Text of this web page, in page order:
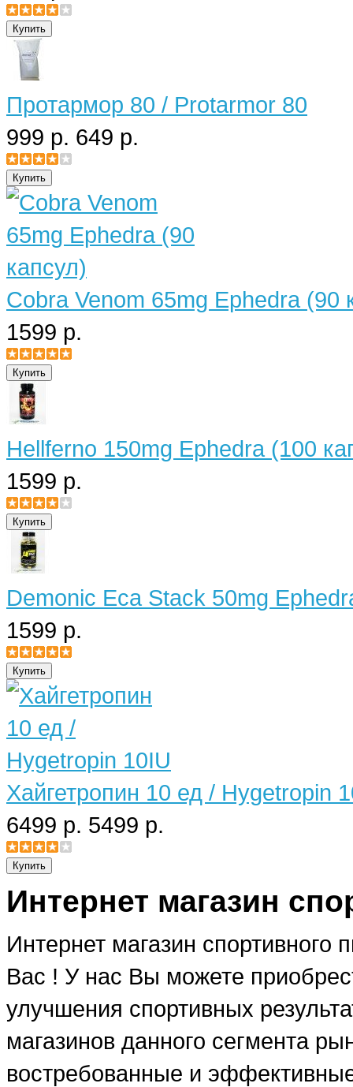
Протармор 80 / Protarmor 80
999 р. 649 р.
Cobra Venom 65mg Ephedra (90
1599 р.
Hellferno 150mg Ephedra (100
1599 р.
Demonic Eca Stack 50mg
1599 р.
Хайгетропин 10 ед / Hygetropin
6499 р. 5499 р.
Интернет магазин
Интернет магазин спортивного
Вас ! У нас Вы можете
улучшения спортивных
магазинов данного сегмента
востребованные и